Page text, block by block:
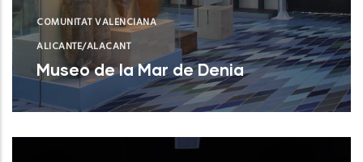
COMUNITAT VALENCIANA
ALICANTE/ALACANT
Museo de la Mar de Denia
Museo de la Mar de DeniaNUEVO